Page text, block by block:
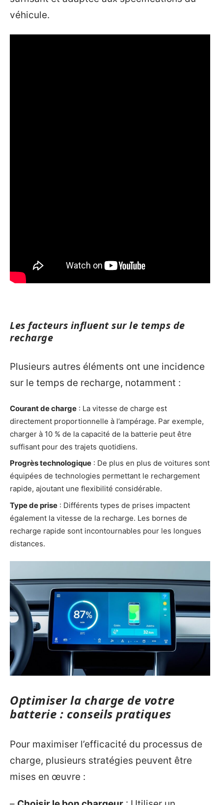
véhicule.
Les facteurs influent sur le temps de
recharge
Plusieurs autres éléments ont une incidence
sur le temps de recharge, notamment :
Courant de charge : La vitesse de charge est
directement proportionnelle à l’ampérage. Par exemple,
charger à 10 % de la capacité de la batterie peut être
suffisant pour des trajets quotidiens.
Progrès technologique : De plus en plus de voitures sont
équipées de technologies permettant le rechargement
rapide, ajoutant une flexibilité considérable.
Type de prise : Différents types de prises impactent
également la vitesse de la recharge. Les bornes de
recharge rapide sont incontournables pour les longues
distances.
Optimiser la charge de votre
batterie : conseils pratiques
Pour maximiser l’efficacité du processus de
charge, plusieurs stratégies peuvent être
mises en œuvre :